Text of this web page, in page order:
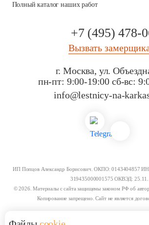
Полный каталог наших работ
+7 (495) 478-
Вызвать
г. Москва, ул.
пн-пт: 9:00-19:00 сб-вс:
info@lestnicy-na-
ИП Попцов Александр Борисович. ОКПО: 0143404857
319435000001575 ОКВЭД: 25.11.
© 2026. Материалы с сайта защищены законом РФ об
Копирование запрещено. Сайт не является